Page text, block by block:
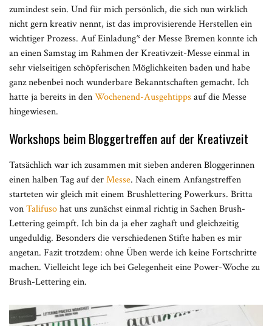
zumindest sein. Und für mich persönlich, die sich nun wirklich
nicht gern kreativ nennt, ist das improvisierende Herstellen ein
wichtiger Prozess. Auf Einladung* der Messe Bremen konnte ich
an einen Samstag im Rahmen der Kreativzeit-Messe einmal in
sehr vielseitigen schöpferischen Möglichkeiten baden und habe
ganz nebenbei noch wunderbare Bekanntschaften gemacht. Ich
hatte ja bereits in denWochenend-Ausgehtipps auf die Messe
hingewiesen.
Workshops beim Bloggertreffen auf der Kreativzeit
Tatsächlich war ich zusammen mit sieben anderen Bloggerinnen
einen halben Tag auf derMesse. Nach einem Anfangstreffen
starteten wir gleich mit einem Brushlettering Powerkurs. Britta
vonTalifusohat uns zunächst einmal richtig in Sachen Brush-
Lettering geimpft. Ich bin da ja eher zaghaft und gleichzeitig
ungeduldig. Besonders die verschiedenen Stifte haben es mir
angetan. Fazit trotzdem: ohne Üben werde ich keine Fortschritte
machen. Vielleicht lege ich bei Gelegenheit eine Power-Woche zu
Brush-Lettering ein.